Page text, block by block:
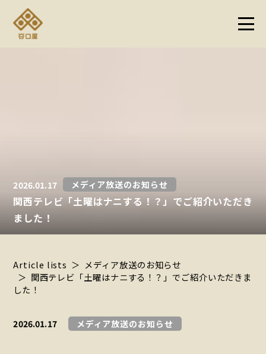
2026.01.17 メディア放送のお知らせ
関西テレビ「土曜はナニする！？」でご紹介いただき
ました！
Article lists
メディア放送のお知らせ
関西テレビ「土曜はナニする！？」でご紹介いただきま
した！
2026.01.17 メディア放送のお知らせ